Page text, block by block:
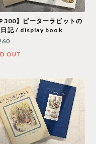
】ピーターラビットの
日記 / display book
OUT